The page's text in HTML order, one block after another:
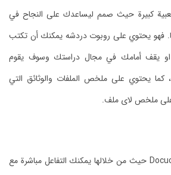
كبيرة حيث صمم ليساعدك على النجاح في
فهو يحتوي على روبوت دردشه يمكنك أن تكتب
يقف أمامك في مجال دراستك وسوف يقوم
كما يحتوي على ملخص الملفات والوثائق التي
ملخص لاى ملف.
وذلك باستخدام ميزة Docuchat حيث من خلالها يمكنك التفاعل مباشرة مع